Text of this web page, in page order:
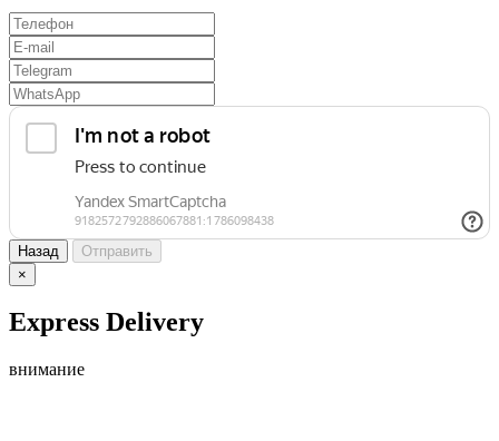
Назад
Отправить
×
Express Delivery
внимание